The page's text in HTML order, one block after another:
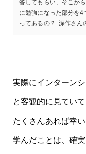
答してもらい、そこか
に勉強になった部分を4
ってあるの？ 深作さん
実際にインターン
と客観的に見てい
たくさんあれば幸
学んだことは、確